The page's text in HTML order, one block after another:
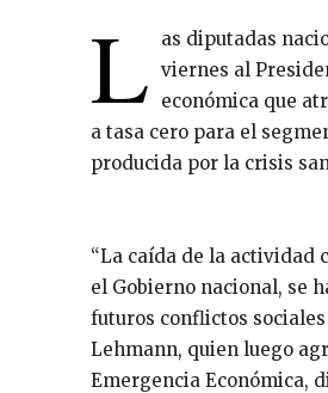
L
as diputadas
viernes al
económica que
a tasa cero para el
producida por la crisis
“La caída de la actividad
el Gobierno nacional, se
futuros conflictos
Lehmann, quien luego
Emergencia Económica,